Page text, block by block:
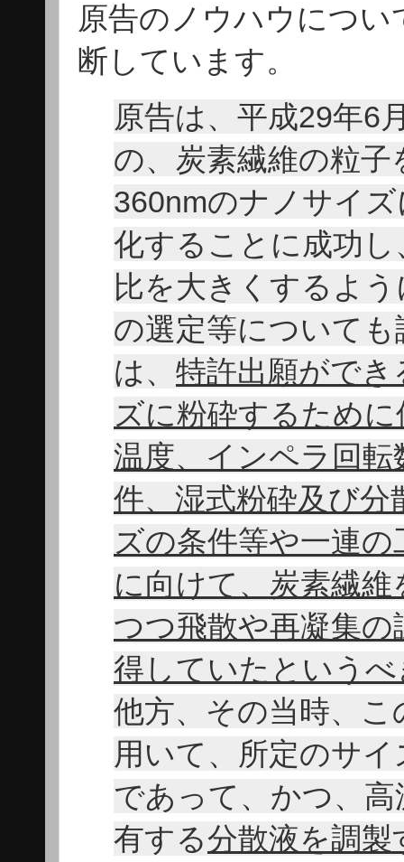
原告のノウハウにつ
断しています。
原告は、平成29年6
の、炭素繊維の粒
360nmのナノサイ
化することに成功
比を大きくするよ
の選定等について
は、 特許出願がで
ズに粉砕するため
温度、インペラ回
件、湿式粉砕及び
ズの条件等や一連
に向けて、炭素繊
つつ飛散や再凝集
得していたという
他方、その当時、
用いて、所定のサ
であって、かつ、
有する分散液を調製